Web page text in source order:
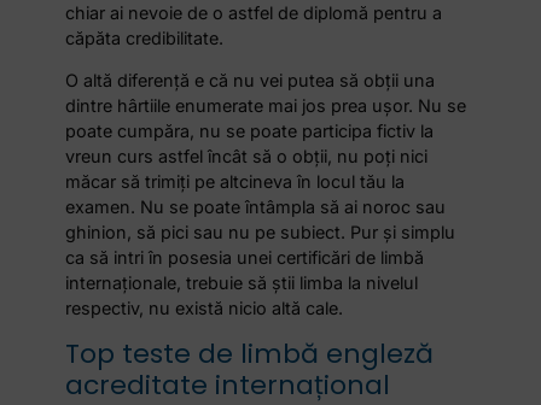
chiar ai nevoie de o astfel de diplomă pentru a
căpăta credibilitate.
O altă diferență e că nu vei putea să obții una
dintre hârtiile enumerate mai jos prea ușor. Nu se
poate cumpăra, nu se poate participa fictiv la
vreun curs astfel încât să o obții, nu poți nici
măcar să trimiți pe altcineva în locul tău la
examen. Nu se poate întâmpla să ai noroc sau
ghinion, să pici sau nu pe subiect. Pur și simplu
ca să intri în posesia unei certificări de limbă
internaționale, trebuie să știi limba la nivelul
respectiv, nu există nicio altă cale.
Top teste de limbă engleză
acreditate internațional